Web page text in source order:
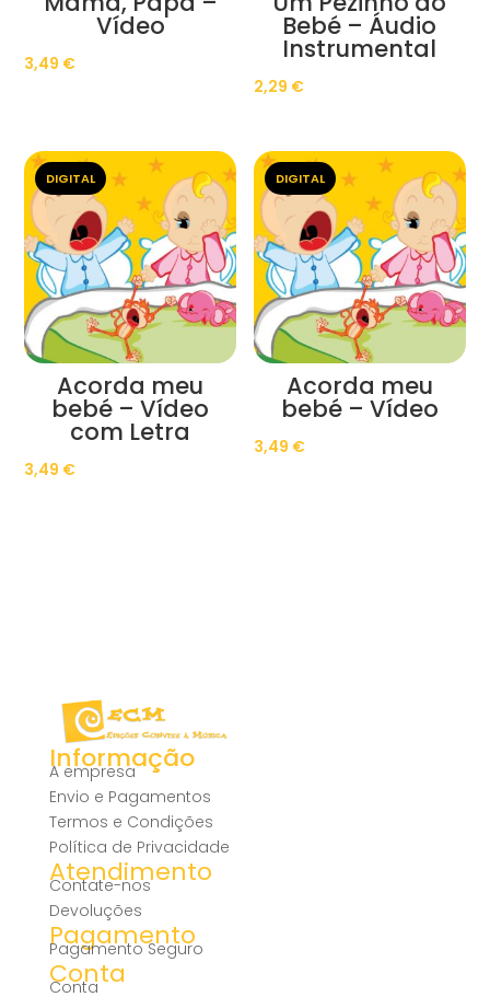
Vídeo
3,49 €
Bebé – Áudio
Instrumental
2,29 €
DIGITAL
Acorda meu
bebé – Vídeo
com Letra
3,49 €
DIGITAL
Acorda meu
bebé – Vídeo
3,49 €
Informação
A empresa
Envio e Pagamentos
Termos e Condições
Política de Privacidade
Atendimento
Contate-nos
Devoluções
Pagamento
Pagamento Seguro
Conta
Conta